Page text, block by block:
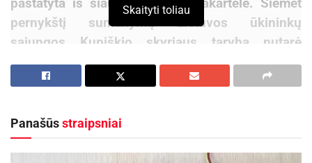
pernykštį sumanymą Lietuvos ūkininkų
sąjungos Kupiškio skyriaus taryba nutarė
išplėtoti panaudojant kai ką iš senosios šiaudų
kompozicijos ir pridedant naujametinių akcentų.
Kas tai bus ir kaip atrodys, „Ūkininko patarėjui“
akies krašteliu buvo leista pamatyti, dar
kruopštaus darbo likus kelioms dienoms.
Skaityti toliau
Panašūsstraipsniai